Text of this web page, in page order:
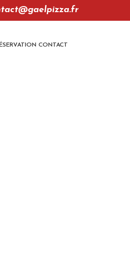
CONTACT